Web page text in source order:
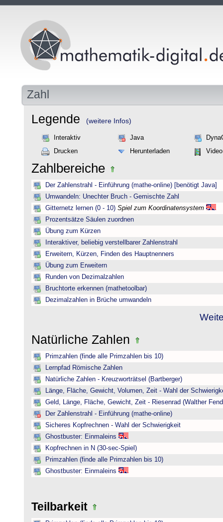
Zahl
Legende (weitere Infos)
Interaktiv Java
Drucken
Herunterladen Video
Zahlbereiche
Der Zahlenstrahl - Einführung (mathe-online) [benötigt Java]
Umwandeln: Unechter Bruch - Gemischte Zahl
Gitternetz lernen (0 - 10) Spiel zum Koordinatensystem
Prozentsätze Säulen zuordnen
Übung zum Kürzen
Interaktiver, beliebig verstellbarer Zahlenstrahl
Erweitern, Kürzen, Finden des Hauptnenners
Übung zum Erweitern
Runden von Dezimalzahlen
Bruchtorte erkennen (mathetoolbar)
Dezimalzahlen in Brüche umwandeln
Natürliche Zahlen
Primzahlen (finde alle Primzahlen bis 10)
Lernpfad Römische Zahlen
Natürliche Zahlen - Kreuzworträtsel (Bartberger)
Länge, Fläche, Gewicht, Volumen, Zeit - Wahl der
Geld, Länge, Fläche, Gewicht, Zeit - Riesenrad (Walther
Der Zahlenstrahl - Einführung (mathe-online)
Sicheres Kopfrechnen - Wahl der Schwierigkeit
Ghostbuster: Einmaleins
Kopfrechnen in N (30-sec-Spiel)
Primzahlen (finde alle Primzahlen bis 10)
Ghostbuster: Einmaleins
Teilbarkeit